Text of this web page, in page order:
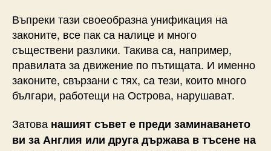
Въпреки тази своеобразна унификация на
законите, все пак са налице и много
съществени разлики. Такива са, например,
правилата за движение по пътищата. И именно
законите, свързани с тях, са тези, които много
българи, работещи на Острова, нарушават.
Затова нашият съвет е преди заминаването
ви за Англия или друга държава в тъсене на